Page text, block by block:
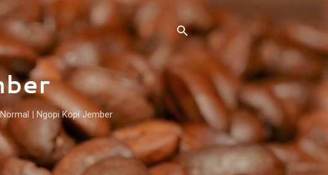
| Ngopi Kopi Jember